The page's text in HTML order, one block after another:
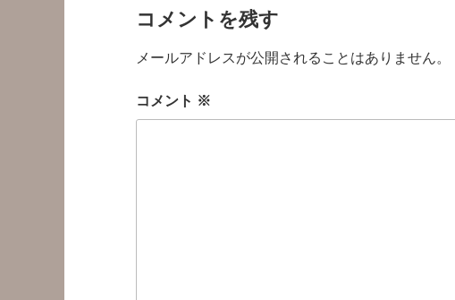
コメントを残す
メールアドレスが公開されることはありません。
コメント ※